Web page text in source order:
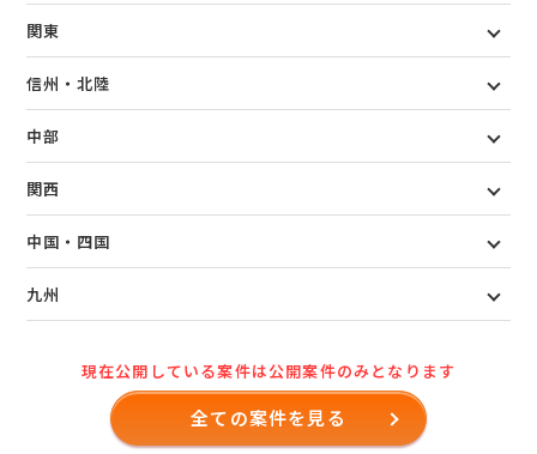
関東
信州・北陸
中部
関西
中国・四国
九州
現在公開している案件は公開案件のみとなります
全ての案件を見る